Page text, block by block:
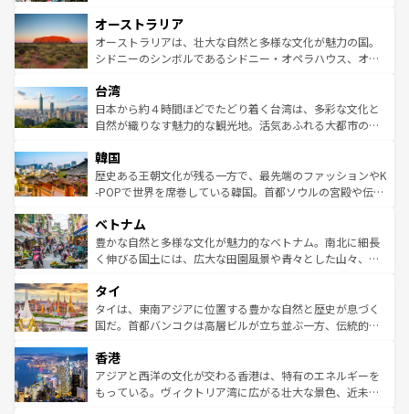
部のニューオーリンズでは、音楽と美食が融合した独特の
文化が魅力。旅行者はアメリカの各地域で異なる魅力を楽
しみながら、その多様性と豊かな歴史を感じることができ
ならではの贅沢な旅のスタイルだ。 なお、新着のアメリカ
情報はコンテンツ一覧を参照してほしい。
ワイ島は見逃せない。また、定番の観光地といえばオアフ
島だが、静かな自然を求めるならマウイ島やカウアイ島が
おすすめ。エメラルドグリーンに輝く海をはじめ、豊かな
れるおもてなしの心で訪れる人々を迎えてくれるハワイの
人々、おいしいローカルフードやハワイアンミュージッ
ク、伝統的なフラダンスなど、すべてがハワイの魅力を彩
ワイを、存分に味わってほしい。 なお、新着のハワイ情報
はコンテンツ一覧を参照してほしい。
オーストラリア
オーストラリアは、壮大な自然と多様な文化が魅力の国。
シドニーのシンボルであるシドニー・オペラハウス、オー
リアリーフや大陸中央部にそびえるウルル（エアーズロッ
ク）、タスマニアの美しい原生林やケアンズの熱帯雨林な
ど、見どころがたくさん。また、カフェやワイン、オージ
いる。アクティビティも充実しており、サーフィンやダイ
ビング、ハイキングなど、アウトドア好きにはたまらな
い。オーストラリアの多彩な魅力を存分に味わいつくそ
参照してほしい。
台湾
日本から約４時間ほどでたどり着く台湾は、多彩な文化と
自然が織りなす魅力的な観光地。活気あふれる大都市の台
ン）、静ひつな山岳地帯である台湾東部など、都市の喧騒
と山間の静けさが共存しており、訪れる人に新しい発見と
驚きをもたらしてくれる。また、奥深い台湾の食文化も魅
容にもいいと評判のスイーツなど、バラエティ豊かな料理
が味わえる。 なお、新着の台湾情報は コンテンツ一覧を参
照してほしい。
韓国
歴史ある王朝文化が残る一方で、最先端のファッションやK
-POPで世界を席巻している韓国。首都ソウルの宮殿や伝統
き、地方に足を延ばせば四季折々の自然美を楽しむことが
できる。そして、キムチや焼肉、絶品のストリートフード
まで、さまざまな韓国料理が待っている。夜には、韓国な
リティに包まれながら、韓国の多彩な魅力を心ゆくまで味
わってみてほしい。 なお、新着の韓国情報はコンテンツ一
覧を参照してほしい。
ベトナム
豊かな自然と多様な文化が魅力的なベトナム。南北に細長
く伸びる国土には、広大な田園風景や青々とした山々、世
急速な発展と共に伝統が息づく。ハノイの古い町並みやホ
ーチミン市のフランス統治時代の建物も、独特の雰囲気を
醸し出している。また、バラエティの豊かさとおいしさで
とつ。フォーやバインミー、ベトナムコーヒーなどは、ぜ
ひ現地で味わいたい。どの地域を訪れてもあたたかい人々
が旅行者を迎えてくれるので、きっと忘れられない旅にな
タイ
タイは、東南アジアに位置する豊かな自然と歴史が息づく
国だ。首都バンコクは高層ビルが立ち並ぶ一方、伝統的な
の活気が交差している。北部ではチェンマイなどの山岳地
帯で自然と触れ合い、南部ではプーケットやクラビの美し
いビーチでリゾート気分を楽しむことができる。タイ料理
香港
アジアと西洋の文化が交わる香港は、特有のエネルギーを
もっている。ヴィクトリア湾に広がる壮大な景色、近未来